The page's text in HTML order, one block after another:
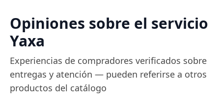
Opiniones sobre el servicio
Yaxa
Experiencias de compradores verificados sobre
entregas y atención — pueden referirse a otros
productos del catálogo